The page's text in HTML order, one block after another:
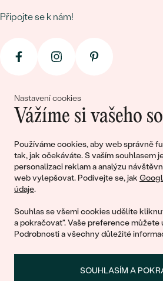
Nastavení cookies
Vážíme si vašeho
Používáme cookies, aby web správně
tak, jak očekáváte. S vaším souhlasem
personalizaci reklam a analýzu
web vylepšovat. Podívejte se, jak
údaje.
Souhlas se všemi cookies udělíte
a pokračovat". Vaše preference můžete
Podrobnosti a všechny důležité
SOUHLASÍM A
Připojte se k nám!
Nákupní košík